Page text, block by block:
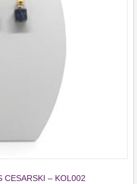
CESARSKI – KOL002